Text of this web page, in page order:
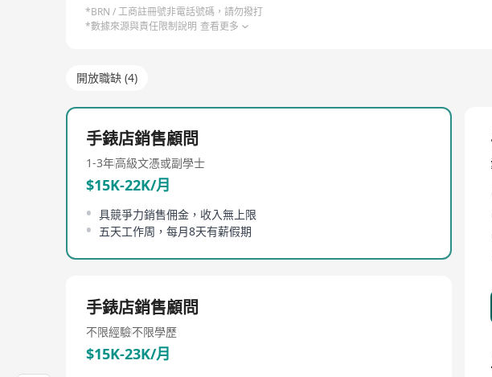
*BRN / 工商註冊號非電話號碼，請勿撥打
*數據來源與責任限制說明 查看更多
開放職缺 (4)
手錶店銷售顧問
1-3年高級文憑或副學士
$15K-22K/月
具競爭力銷售佣金，收入無上限
五天工作周，每月8天有薪假期
手錶店銷售顧問
不限經驗不限學歷
$15K-23K/月